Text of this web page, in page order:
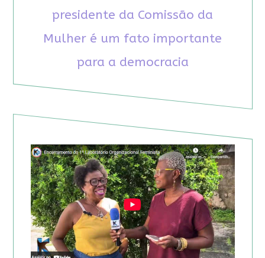
presidente da Comissão da
Mulher é um fato importante
para a democracia